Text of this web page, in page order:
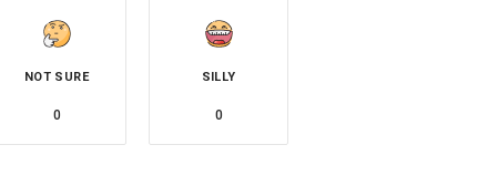
NOT SURE
0
SILLY
0